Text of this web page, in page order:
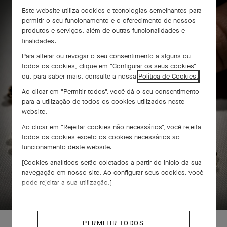
flores
DESLIZE PARA DESCOBRIR
Este website utiliza cookies e tecnologias semelhantes para
permitir o seu funcionamento e o oferecimento de nossos
produtos e serviços, além de outras funcionalidades e
finalidades.
Para alterar ou revogar o seu consentimento a alguns ou
todos os cookies, clique em "Configurar os seus cookies"
ou, para saber mais, consulte a nossa Política de Cookies.
Ao clicar em "Permitir todos", você dá o seu consentimento
para a utilização de todos os cookies utilizados neste
website.
Ao clicar em "Rejeitar cookies não necessários", você rejeita
todos os cookies exceto os cookies necessários ao
funcionamento deste website.
[Cookies analíticos serão coletados a partir do início da sua
navegação em nosso site. Ao configurar seus cookies, você
pode rejeitar a sua utilização.]
PERMITIR TODOS